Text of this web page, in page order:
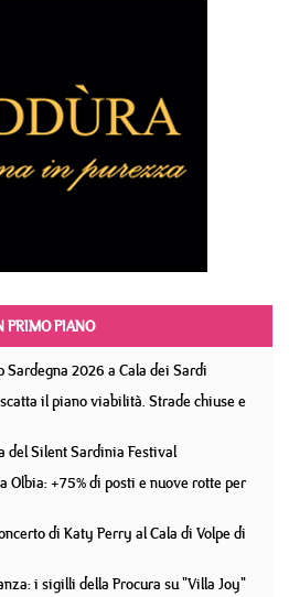
PRIMO PIANO
Sardegna 2026 a Cala dei Sardi
il piano viabilità. Strade chiuse e
del Silent Sardinia Festival
Olbia: +75% di posti e nuove rotte per
di Katy Perry al Cala di Volpe di
i sigilli della Procura su "Villa Joy"